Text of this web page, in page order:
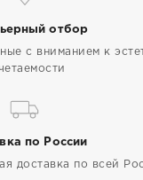
отбор
с вниманием к
по России
доставка по всей